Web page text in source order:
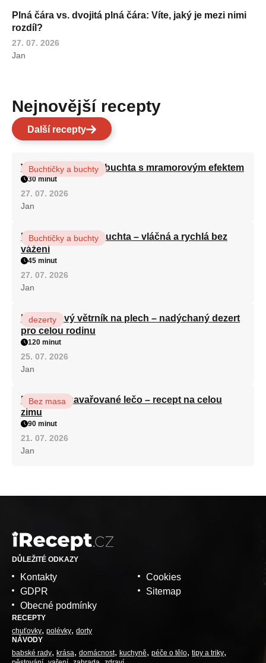
Plná čára vs. dvojitá plná čára: Víte, jaký je mezi nimi
rozdíl?
27. 07. 2026
Jan
Nejnovější recepty
Další recepty
Vláčná olejová litá buchta s mramorovým efektem
Buchtičky a buchty
30 minut
27. 07. 2026
Jan
Hrnková maková buchta – vláčná a rychlá bez
vážení
Buchtičky a buchty
45 minut
27. 07. 2026
Jan
Karamelový větrník na plech – nadýchaný dezert
pro celou rodinu
dezerty
120 minut
25. 07. 2026
Jan
Babiččino zavařované lečo – recept na celou
zimu
Bez masa
90 minut
21. 07. 2026
Jan
DŮLEŽITÉ ODKAZY
Kontakty
GDPR
Obecné podmínky
Cookies
Sitemap
RECEPTY
chuťovky polévky dorty
NÁVODY
babské rady krása domácnost kuchyně péče o tělo tipy a triky